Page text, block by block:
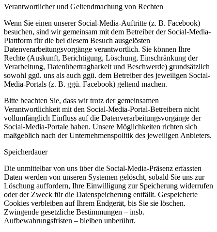
Verantwortlicher und Geltendmachung von Rechten
Wenn Sie einen unserer Social-Media-Auftritte (z. B. Facebook)
besuchen, sind wir gemeinsam mit dem Betreiber der Social-Media-
Plattform für die bei diesem Besuch ausgelösten
Datenverarbeitungsvorgänge verantwortlich. Sie können Ihre
Rechte (Auskunft, Berichtigung, Löschung, Einschränkung der
Verarbeitung, Datenübertragbarkeit und Beschwerde) grundsätzlich
sowohl ggü. uns als auch ggü. dem Betreiber des jeweiligen Social-
Media-Portals (z. B. ggü. Facebook) geltend machen.
Bitte beachten Sie, dass wir trotz der gemeinsamen
Verantwortlichkeit mit den Social-Media-Portal-Betreibern nicht
vollumfänglich Einfluss auf die Datenverarbeitungsvorgänge der
Social-Media-Portale haben. Unsere Möglichkeiten richten sich
maßgeblich nach der Unternehmenspolitik des jeweiligen Anbieters.
Speicherdauer
Die unmittelbar von uns über die Social-Media-Präsenz erfassten
Daten werden von unseren Systemen gelöscht, sobald Sie uns zur
Löschung auffordern, Ihre Einwilligung zur Speicherung widerrufen
oder der Zweck für die Datenspeicherung entfällt. Gespeicherte
Cookies verbleiben auf Ihrem Endgerät, bis Sie sie löschen.
Zwingende gesetzliche Bestimmungen – insb.
Aufbewahrungsfristen – bleiben unberührt.